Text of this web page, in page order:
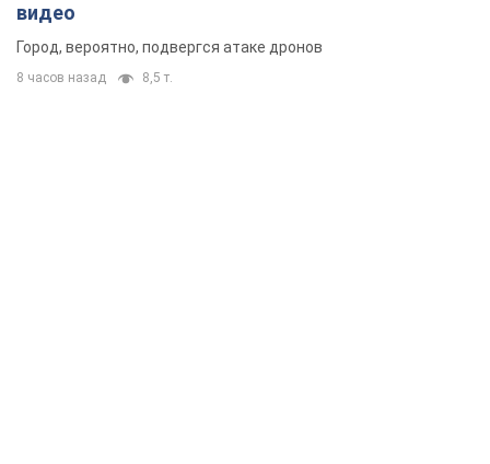
видео
Город, вероятно, подвергся атаке дронов
8 часов назад 8,5 т.